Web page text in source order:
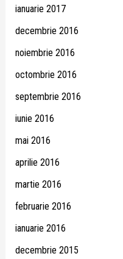
ianuarie 2017
decembrie 2016
noiembrie 2016
octombrie 2016
septembrie 2016
iunie 2016
mai 2016
aprilie 2016
martie 2016
februarie 2016
ianuarie 2016
decembrie 2015